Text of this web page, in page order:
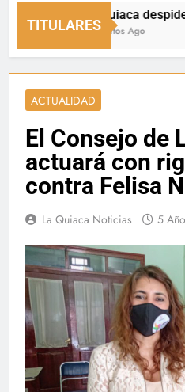
TITULARES
La Quiaca despide a
2 Minutos Ago
ACTUALIDAD
El Consejo de
actuará con
contra Felisa
La Quiaca Noticias 5